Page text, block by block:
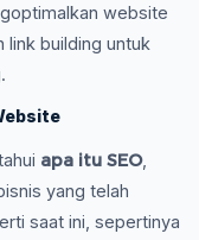
website
link building untuk
apa itu SEO,
yang telah
saat ini, sepertinya